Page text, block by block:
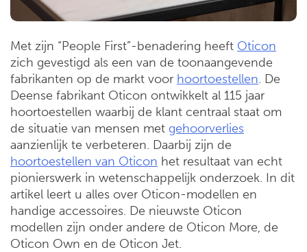
Met zijn “People First”-benadering heeft Oticon
zich gevestigd als een van de toonaangevende
fabrikanten op de markt voor hoortoestellen. De
Deense fabrikant Oticon ontwikkelt al 115 jaar
hoortoestellen waarbij de klant centraal staat om
de situatie van mensen met gehoorverlies
aanzienlijk te verbeteren. Daarbij zijn de
hoortoestellen van Oticon het resultaat van echt
pionierswerk in wetenschappelijk onderzoek. In dit
artikel leert u alles over Oticon-modellen en
handige accessoires. De nieuwste Oticon
modellen zijn onder andere de Oticon More, de
Oticon Own en de Oticon Jet.